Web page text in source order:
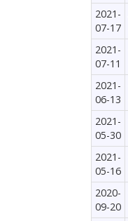
2021-
07-17
2021-
07-11
2021-
06-13
2021-
05-30
2021-
05-16
2020-
09-20